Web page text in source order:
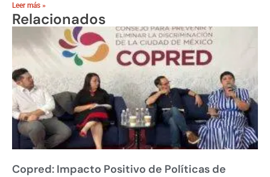
Leer más »
Relacionados
Copred: Impacto Positivo de Políticas de